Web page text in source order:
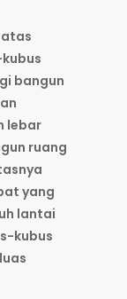
bangun
lebar
ruang
yang
lantai
kubus